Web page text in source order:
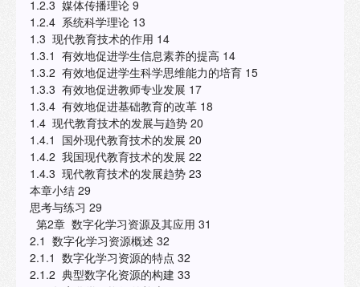
1.2.3 媒体传播理论 9
1.2.4 系统科学理论 13
1.3 现代教育技术的作用 14
1.3.1 有效地促进学生信息素养的提高 14
1.3.2 有效地促进学生科学思维能力的培育 15
1.3.3 有效地促进教师专业发展 17
1.3.4 有效地促进基础教育的改革 18
1.4 现代教育技术的发展与趋势 20
1.4.1 国外现代教育技术的发展 20
1.4.2 我国现代教育技术的发展 22
1.4.3 现代教育技术的发展趋势 23
本章小结 29
思考与练习 29
第2章 数字化学习资源及其应用 31
2.1 数字化学习资源概述 32
2.1.1 数字化学习资源的特点 32
2.1.2 典型数字化资源的构建 33